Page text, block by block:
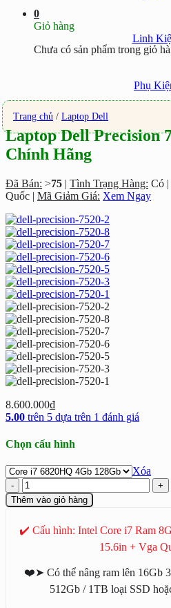
0
Giỏ hàng
Chưa có sản phẩm trong giỏ
Linh
Phụ
Trang chủ / Laptop Dell
Laptop Dell Precision
Chính Hãng
Đã Bán: >75 | Tình Trạng Hàng: Có |
Quốc | Mã Giảm Giá: Xem Ngay
8.600.000₫
5.00 trên 5 dựa trên 1 đánh giá
Chọn cấu hình
Xóa
Laptop
Dell
Precision
Intel
Chính
Thêm vào giỏ hàng
✔️ Cấu hình: Intel Core i7 Ram
15.6in + Vga
❤️➤ Có thể nâng ram lên 16Gb
512Gb / 1TB loại SSD